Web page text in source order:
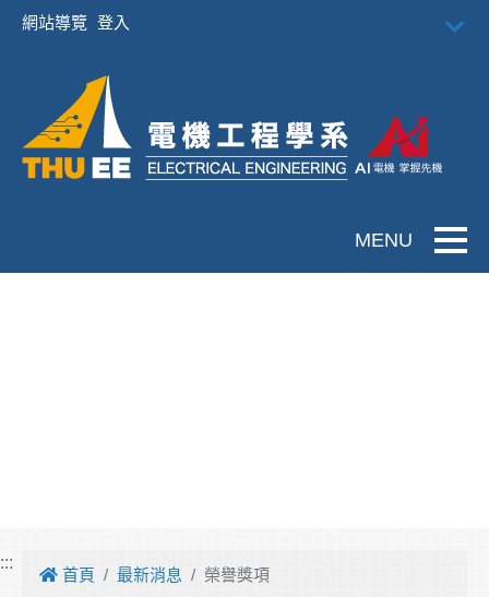
跳到主要內容
網站導覽 登入
:::
首頁 最新消息 榮譽獎項